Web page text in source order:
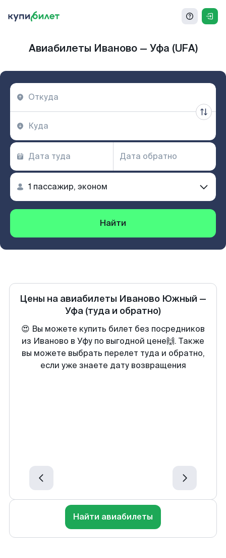
Авиабилеты Иваново — Уфа (UFA)
Найти
Цены на авиабилеты Иваново Южный —
Уфа (туда и обратно)
😍 Вы можете купить билет без посредников
из Иваново в Уфу по выгодной цене🙌. Также
вы можете выбрать перелет туда и обратно,
если уже знаете дату возвращения
Найти авиабилеты